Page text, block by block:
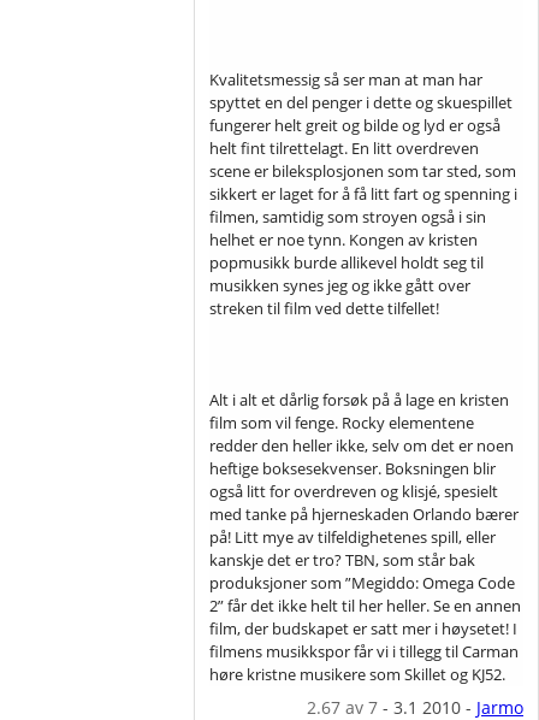
Kvalitetsmessig så ser man at man har
spyttet en del penger i dette og skuespillet
fungerer helt greit og bilde og lyd er også
helt fint tilrettelagt. En litt overdreven
scene er bileksplosjonen som tar sted, som
sikkert er laget for å få litt fart og spenning i
filmen, samtidig som stroyen også i sin
helhet er noe tynn. Kongen av kristen
popmusikk burde allikevel holdt seg til
musikken synes jeg og ikke gått over
streken til film ved dette tilfellet!
Alt i alt et dårlig forsøk på å lage en kristen
film som vil fenge. Rocky elementene
redder den heller ikke, selv om det er noen
heftige boksesekvenser. Boksningen blir
også litt for overdreven og klisjé, spesielt
med tanke på hjerneskaden Orlando bærer
på! Litt mye av tilfeldighetenes spill, eller
kanskje det er tro? TBN, som står bak
produksjoner som ”Megiddo: Omega Code
2” får det ikke helt til her heller. Se en annen
film, der budskapet er satt mer i høysetet! I
filmens musikkspor får vi i tillegg til Carman
høre kristne musikere som Skillet og KJ52.
2.67av 7- 3.1 2010- Jarmo